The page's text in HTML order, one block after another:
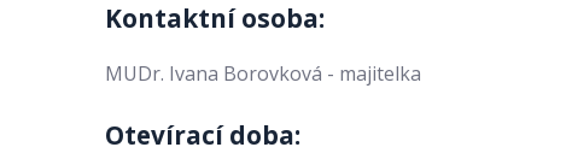
Kontaktní osoba:
MUDr. Ivana Borovková - majitelka
Otevírací doba: